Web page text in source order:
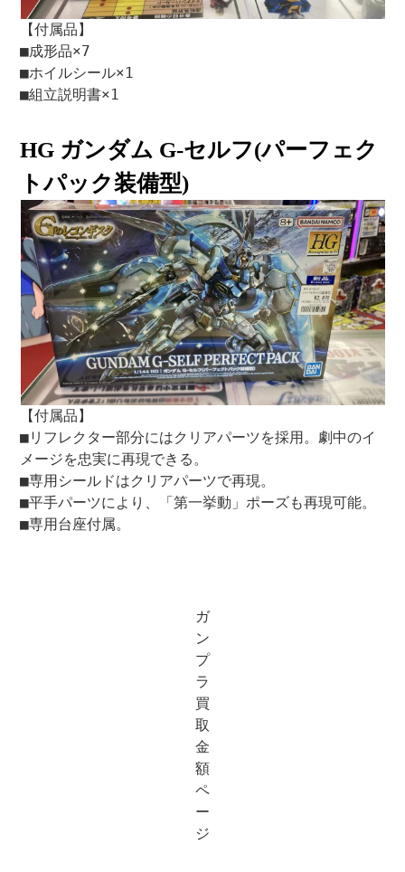
【付属品】
■成形品×7
■ホイルシール×1
■組立説明書×1
HG ガンダム G-セルフ(パーフェク
トパック装備型)
【付属品】
■リフレクター部分にはクリアパーツを採用。劇中のイ
メージを忠実に再現できる。
■専用シールドはクリアパーツで再現。
■平手パーツにより、「第一挙動」ポーズも再現可能。
■専用台座付属。
ガ
ン
プ
ラ
買
取
金
額
ペ
ー
ジ